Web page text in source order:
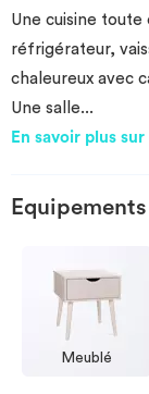
​Une cuisine
réfrigérateur,
chaleureux avec
​Une salle...
En savoir plus
Meublé